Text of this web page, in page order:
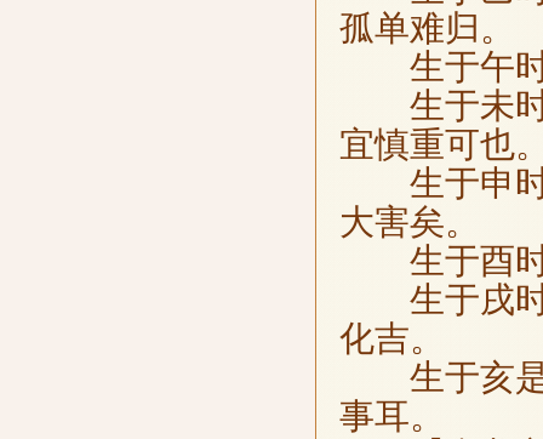
孤单难归。
生于午时
生于未时
宜慎重可也
生于申时
大害矣。
生于酉时
生于戌时
化吉。
生于亥是
事耳。